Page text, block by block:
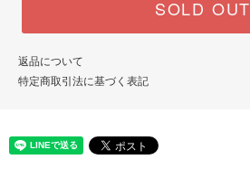
SOLD OUT
返品について
特定商取引法に基づく表記